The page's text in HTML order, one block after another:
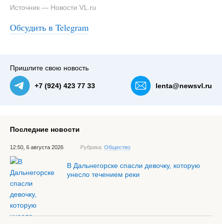
Источник — Новости VL.ru
Обсудить в Telegram
Пришлите свою новость
+7 (924) 423 77 33 lenta@newsvl.ru
Последние новости
12:50, 6 августа 2026 Рубрика: Общество
В Дальнегорске спасли девочку, которую
унесло течением реки